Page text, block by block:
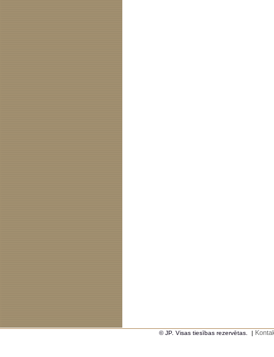
© JP. Visas tiesības rezervētas. |